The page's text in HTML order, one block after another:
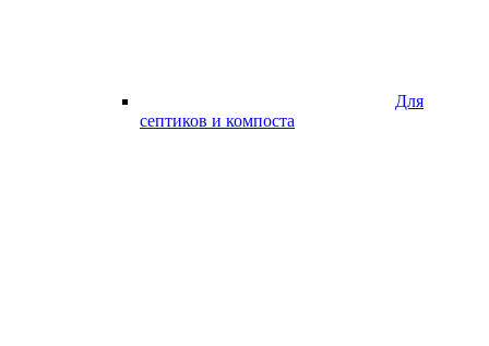
Для
септиков и компоста